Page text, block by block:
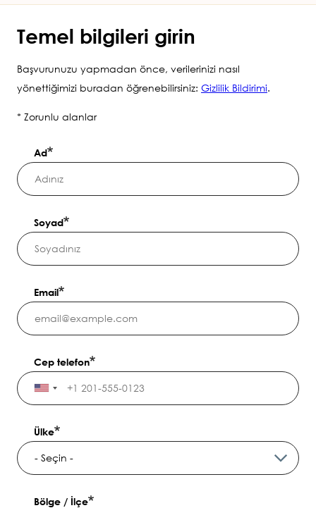
Temel bilgileri girin
Başvurunuzu yapmadan önce, verilerinizi nasıl
yönettiğimizi buradan öğrenebilirsiniz: Gizlilik Bildirimi.
* Zorunlu alanlar
Ad
Soyad
Email
Cep telefon
Ülke
Bölge / İlçe